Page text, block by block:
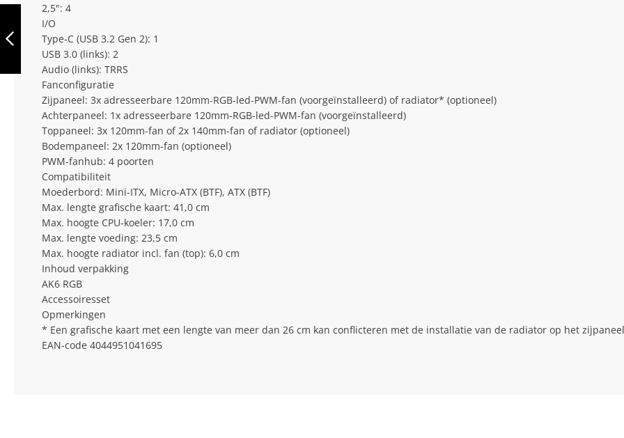
SHARKOON AK6
RGB BLACK
VORIGE
2,5": 4
I/O
Type-C (USB 3.2 Gen 2): 1
USB 3.0 (links): 2
Audio (links): TRRS
Fanconfiguratie
Zijpaneel: 3x adresseerbare 120mm-RGB-led-PWM-fan (voorgeïnstalleerd) of radiator* (optioneel)
Achterpaneel: 1x adresseerbare 120mm-RGB-led-PWM-fan (voorgeïnstalleerd)
Toppaneel: 3x 120mm-fan of 2x 140mm-fan of radiator (optioneel)
Bodempaneel: 2x 120mm-fan (optioneel)
PWM-fanhub: 4 poorten
Compatibiliteit
Moederbord: Mini-ITX, Micro-ATX (BTF), ATX (BTF)
Max. lengte grafische kaart: 41,0 cm
Max. hoogte CPU-koeler: 17,0 cm
Max. lengte voeding: 23,5 cm
Max. hoogte radiator incl. fan (top): 6,0 cm
Inhoud verpakking
AK6 RGB
Accessoiresset
Opmerkingen
* Een grafische kaart met een lengte van meer dan 26 cm kan conflicteren met de installatie van de radiator op het zijpaneel
EAN-code 4044951041695